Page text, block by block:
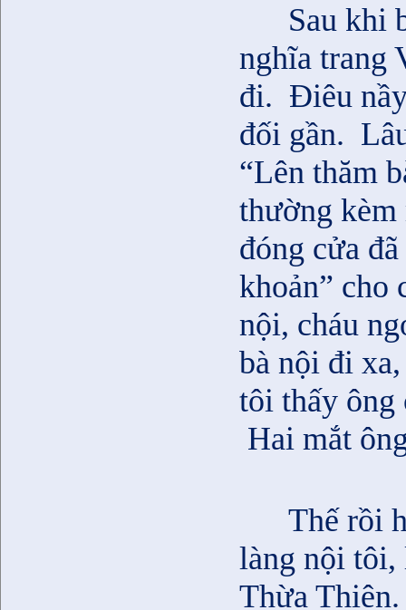
Sau khi
nghĩa trang
đi. Điêu
đối gần.
“Lên thăm
thường
đóng cửa
khoản” cho
nội, cháu
bà nội đi
tôi thấy ông
Hai mắt
Thế rồi
làng nội tôi,
Thừa